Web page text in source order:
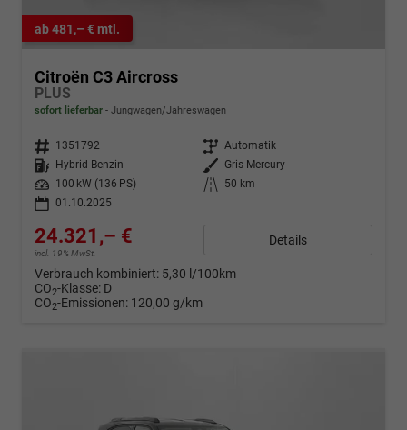
ab 481,– € mtl.
Citroën C3 Aircross
PLUS
sofort lieferbar Jungwagen/Jahreswagen
Fahrzeugnr. 1351792 Getriebe Automatik
Kraftstoff
Hybrid Benzin Außenfarbe
Gris Mercury
Leistung
100 kW (136 PS) Kilometerstand
50 km
01.10.2025
24.321,– €
incl. 19% MwSt.
Details
Verbrauch kombiniert: 5,30 l/100km
CO2-Klasse: D
CO2-Emissionen: 120,00 g/km